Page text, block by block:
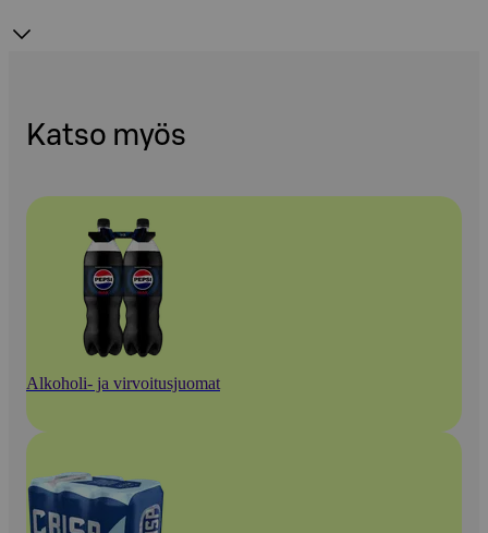
Katso myös
Alkoholi- ja virvoitusjuomat